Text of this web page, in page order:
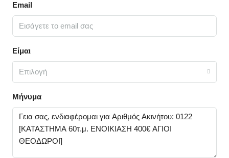
Email
Είμαι
Επιλογή
Μήνυμα